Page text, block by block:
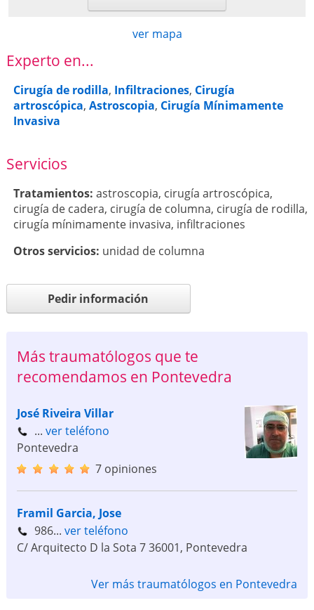
ver mapa
Experto en...
Cirugía de rodilla, Infiltraciones, Cirugía
artroscópica, Astroscopia, Cirugía Mínimamente
Invasiva
Servicios
Tratamientos: astroscopia, cirugía artroscópica,
cirugía de cadera, cirugía de columna, cirugía de rodilla,
cirugía mínimamente invasiva, infiltraciones
Otros servicios: unidad de columna
Pedir información
Más traumatólogos que te
recomendamos en Pontevedra
José Riveira Villar
... ver teléfono
Pontevedra
7 opiniones
Framil Garcia, Jose
986... ver teléfono
C/ Arquitecto D la Sota 736001, Pontevedra
Ver más traumatólogos en Pontevedra